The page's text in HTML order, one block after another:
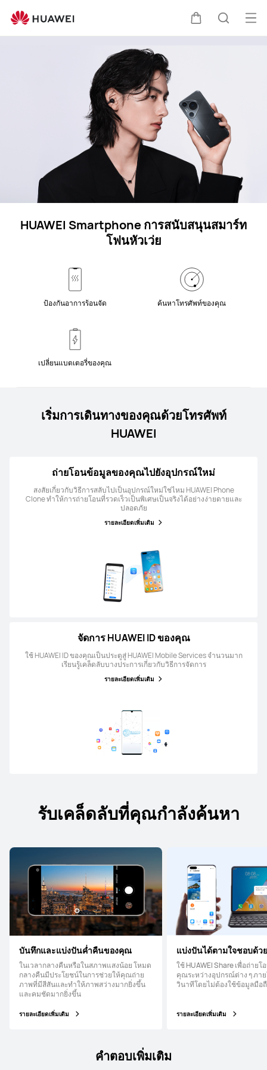
สนับสนุน
ตะกร้าค้นหาเปิด
HUAWEI Smartphone การสนับสนุนสมาร์ท
โฟนหัวเว่ย
ป้องกันอาการร้อนจัด ค้นหาโทรศัพท์ของคุณ
เปลี่ยนแบตเตอรี่ของคุณ
เริ่มการเดินทางของคุณด้วยโทรศัพท์
HUAWEI
ถ่ายโอนข้อมูลของคุณไปยังอุปกรณ์ใหม่
สงสัยเกี่ยวกับวิธีการสลับไปเป็นอุปกรณ์ใหม่ใช่ไหม HUAWEI Phone
Clone ทำให้การถ่ายโอนที่รวดเร็วเป็นพิเศษเป็นจริงได้อย่างง่ายดายและ
ปลอดภัย
รายละเอียดเพิ่มเติม
จัดการ HUAWEI ID ของคุณ
ใช้ HUAWEI ID ของคุณเป็นประตูสู่ HUAWEI Mobile Services จำนวนมาก
เรียนรู้เคล็ดลับบางประการเกี่ยวกับวิธีการจัดการ
รายละเอียดเพิ่มเติม
รับเคล็ดลับที่คุณกำลังค้นหา
บันทึกและแบ่งปันค่ำคืนของคุณ
ในเวลากลางคืนหรือในสภาพแสงน้อย โหมด
กลางคืนมีประโยชน์ในการช่วยให้คุณถ่าย
ภาพที่มีสีสันและทำให้ภาพสว่างมากยิ่งขึ้น
และคมชัดมากยิ่งขึ้น
รายละเอียดเพิ่มเติม
แบ่งปันได้ตามใจชอบด้ว
ใช้ HUAWEI Share เพื่อถ่าย
คุณระหว่างอุปกรณ์ต่าง ๆ ภาย
วินาทีโดยไม่ต้องใช้ข้อมูลมือ
รายละเอียดเพิ่มเติม
คำตอบเพิ่มเติม